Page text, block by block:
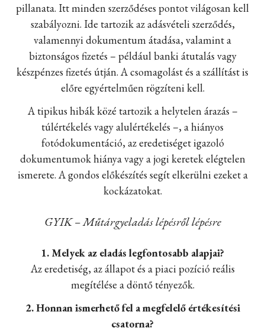
pillanata. Itt minden szerződéses pontot világosan kell
szabályozni. Ide tartozik az adásvételi szerződés,
valamennyi dokumentum átadása, valamint a
biztonságos fizetés – például banki átutalás vagy
készpénzes fizetés útján. A csomagolást és a szállítást is
előre egyértelműen rögzíteni kell.
A tipikus hibák közé tartozik a helytelen árazás –
túlértékelés vagy alulértékelés –, a hiányos
fotódokumentáció, az eredetiséget igazoló
dokumentumok hiánya vagy a jogi keretek elégtelen
ismerete. A gondos előkészítés segít elkerülni ezeket a
kockázatokat.
GYIK – Műtárgyeladás lépésről lépésre
1. Melyek az eladás legfontosabb alapjai?
Az eredetiség, az állapot és a piaci pozíció reális
megítélése a döntő tényezők.
2. Honnan ismerhető fel a megfelelő értékesítési
csatorna?